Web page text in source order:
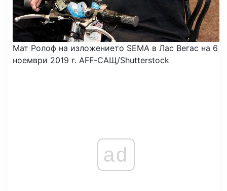
Мат Ролоф на изложението SEMA в Лас Вегас на 6
ноември 2019 г. AFF-САЩ/Shutterstock
ad